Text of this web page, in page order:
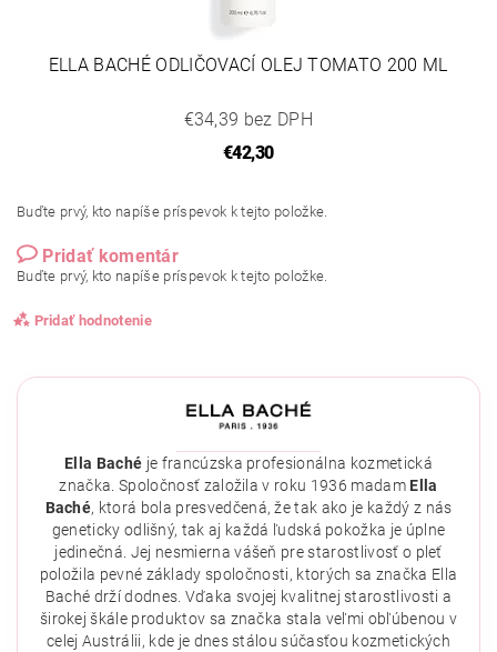
ELLA BACHÉ ODLIČOVACÍ OLEJ TOMATO 200 ML
€34,39 bez DPH
€42,30
Buďte prvý, kto napíše príspevok k tejto položke.
Pridať komentár
Buďte prvý, kto napíše príspevok k tejto položke.
Pridať hodnotenie
Ella Baché je francúzska profesionálna kozmetická
značka. Spoločnosť založila v roku 1936 madam Ella
Baché, ktorá bola presvedčená, že tak ako je každý z nás
geneticky odlišný, tak aj každá ľudská pokožka je úplne
jedinečná. Jej nesmierna vášeň pre starostlivosť o pleť
položila pevné základy spoločnosti, ktorých sa značka Ella
Baché drží dodnes. Vďaka svojej kvalitnej starostlivosti a
širokej škále produktov sa značka stala veľmi obľúbenou v
celej Austrálii, kde je dnes stálou súčasťou kozmetických